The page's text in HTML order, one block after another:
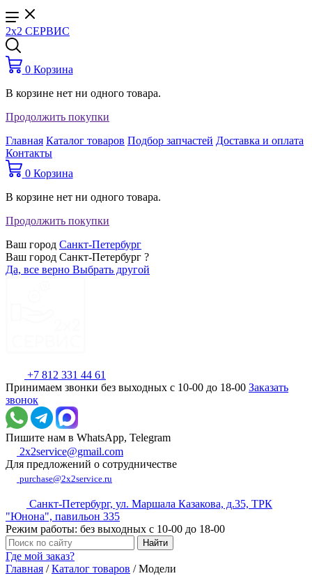
2x2 СЕРВИС
0 Корзина
В корзине нет ни одного товара.
Продолжить покупки
Главная Каталог товаров Подбор запчастей Доставка и оплата
Контакты
0 Корзина
В корзине нет ни одного товара.
Продолжить покупки
Ваш город Санкт-Петербург
Ваш город Санкт-Петербург ?
Да, все верно Выбрать другой
+7 812 331 44 61
Принимаем звонки без выходных с 10-00 до 18-00 Заказать
звонок
Пишите нам в WhatsApp, Telegram
2x2service@gmail.com
Для предложений о сотрудничестве
purchase@2x2service.ru
Санкт-Петербург, ул. Маршала Казакова, д.35, ТРК
"Юнона", павильон 335
Режим работы: без выходных с 10-00 до 18-00
Где мой заказ?
Главная /Каталог товаров /Модели